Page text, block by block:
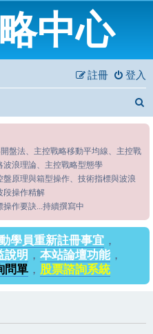
中心
登入
註冊
盤法、主控戰略移動平均線、主控戰
浪理論、主控戰略型態學
盤原理與箱型操作、技術指標與波浪
段操作精解
操作要訣...持續撰寫中
學員重新註冊事宜 ，
說明 ， 本站論壇功能，
問單， 股票諮詢系統